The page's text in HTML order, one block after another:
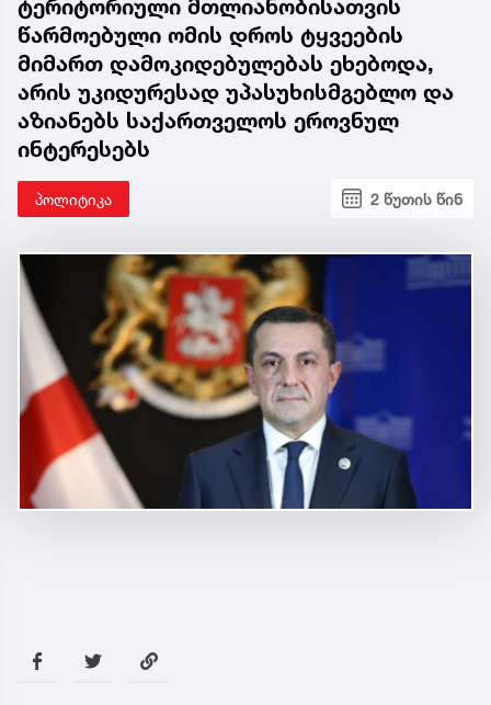
ტერიტორიული მთლიანობისათვის
წარმოებული ომის დროს ტყვეების
მიმართ დამოკიდებულებას ეხებოდა,
არის უკიდურესად უპასუხისმგებლო და
აზიანებს საქართველოს ეროვნულ
ინტერესებს
პოლიტიკა 2 წუთის წინ